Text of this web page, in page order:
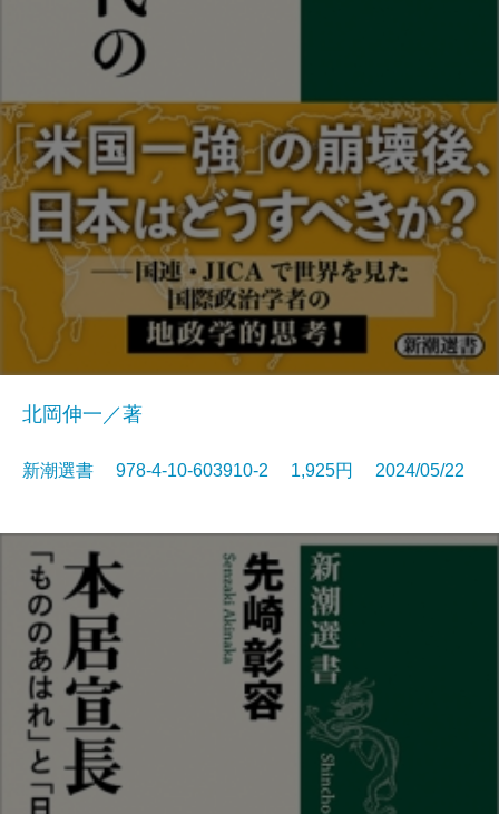
北岡伸一／著
新潮選書 978-4-10-603910-2 1,925円 2024/05/22